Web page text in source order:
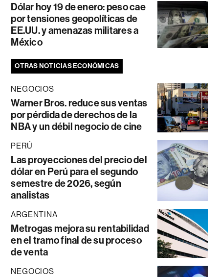
Dólar hoy 19 de enero: peso cae
por tensiones geopolíticas de
EE.UU. y amenazas militares a
México
OTRAS NOTICIAS ECONÓMICAS
NEGOCIOS
Warner Bros. reduce sus ventas
por pérdida de derechos de la
NBA y un débil negocio de cine
PERÚ
Las proyecciones del precio del
dólar en Perú para el segundo
semestre de 2026, según
analistas
ARGENTINA
Metrogas mejora su rentabilidad
en el tramo final de su proceso
de venta
NEGOCIOS